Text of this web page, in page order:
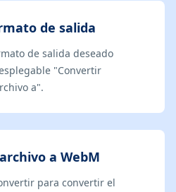
de salida
de salida deseado
"Convertir
a".
a WebM
para convertir el